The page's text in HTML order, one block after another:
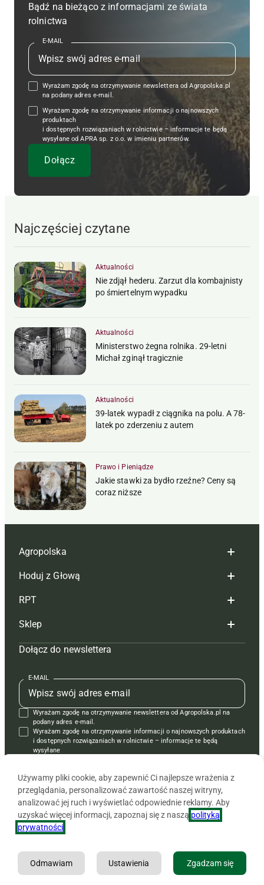
Bądź na bieżąco z informacjami ze świata
rolnictwa
E-MAIL
Wyrażam zgodę na otrzymywanie newslettera od Agropolska.pl
na podany adres e-mail.
Wyrażam zgodę na otrzymywanie informacji o najnowszych
produktach
i dostępnych rozwiązaniach w rolnictwie – informacje te będą
wysyłane od APRA sp. z o.o. w imieniu partnerów.
Najczęściej czytane
Aktualności
Nie zdjął hederu. Zarzut dla kombajnisty
po śmiertelnym wypadku
Aktualności
Ministerstwo żegna rolnika. 29-letni
Michał zginął tragicznie
Aktualności
39-latek wypadł z ciągnika na polu. A 78-
latek po zderzeniu z autem
Prawo i Pieniądze
Jakie stawki za bydło rzeźne? Ceny są
coraz niższe
Agropolska
Redakcja
Reklama
Tagi
Mapa serwisu
Kontakt
Regulamin
Polityka prywatności
Hoduj z Głową
Hoduj z głową bydło
Hoduj z głową świnie
Prenumerata
Redakcja
Kontakt
Reklama
RPT
Redakcja
Prenumerata
Reklama
Kontakt
Krzyżówki
Sklep
Czasopisma i prenumerata
Książki
Regulamin
Dołącz do newslettera
E-MAIL
Wyrażam zgodę na otrzymywanie newslettera od Agropolska.pl na
podany adres e-mail.
Wyrażam zgodę na otrzymywanie informacji o najnowszych produktach
i dostępnych rozwiązaniach w rolnictwie – informacje te będą
wysyłane
Copyright © 2026 Agencja Promocji Rolnictwa i Agrobiznesu APRA
Używamy pliki cookie, aby zapewnić Ci najlepsze wrażenia z
przeglądania, personalizować zawartość naszej witryny,
analizować jej ruch i wyświetlać odpowiednie reklamy. Aby
uzyskać więcej informacji, zapoznaj się z naszą polityką
prywatności
Zgadzam się
Ustawienia
Odmawiam